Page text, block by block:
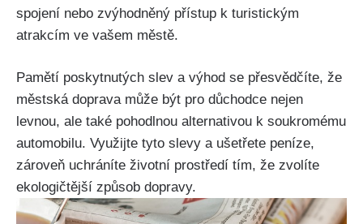
spojení nebo zvýhodněný přístup k turistickým
atrakcím ve vašem městě.
Pamětí poskytnutých slev a výhod se přesvědčíte, že
městská doprava může být pro důchodce nejen
levnou, ale také pohodlnou alternativou k soukromému
automobilu. Využijte tyto slevy a ušetřete peníze,
zároveň uchráníte životní prostředí tím, že zvolíte
ekologičtější způsob dopravy.